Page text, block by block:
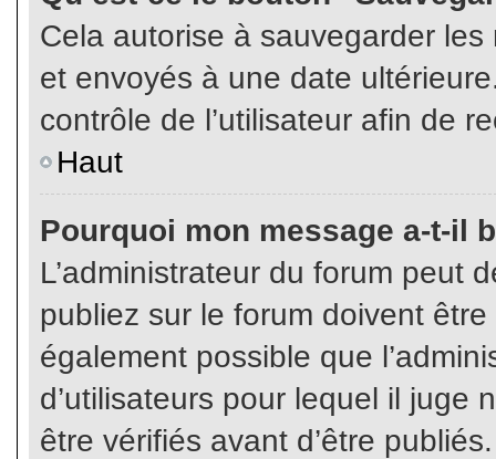
Cela autorise à sauvegarder
et envoyés à une date
contrôle de l’utilisateur afin de
Haut
Pourquoi mon message a-t-il
L’administrateur du forum peut
publiez sur le forum doivent
également possible que
d’utilisateurs pour lequel il juge
être vérifiés avant d’être